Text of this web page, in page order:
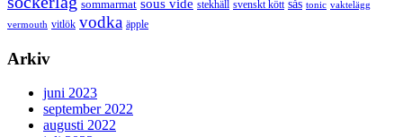
sommarmat sous vide stekhäll svenskt kött sås tonic vaktelägg
vermouth vitlök vodka äpple
Arkiv
juni 2023
september 2022
augusti 2022